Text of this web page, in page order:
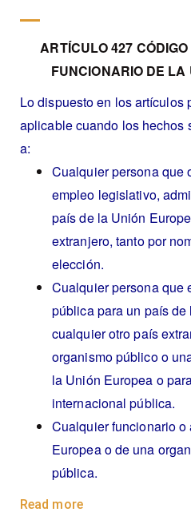
ARTÍCULO 427
FUNCIONARIO DE
Lo dispuesto en los artículos
aplicable cuando los hechos
a:
Cualquier persona que
empleo legislativo,
país de la Unión
extranjero, tanto por
elección.
Cualquier persona que
pública para un país
cualquier otro país
organismo público o
la Unión Europea o
internacional pública.
Cualquier funcionario
Europea o de una
pública.
Read more